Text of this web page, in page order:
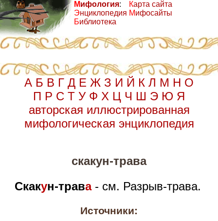
Мифология:
Энциклопедия
Библиотека
Карта сайта
Мифосайты
А Б В Г Д Е Ж З И Й К Л М Н О
П Р С Т У Ф Х Ц Ч Ш Э Ю Я
авторская иллюстрированная
мифологическая энциклопедия
скакун-трава
Скакун-трава- см. Разрыв-трава.
Источники: